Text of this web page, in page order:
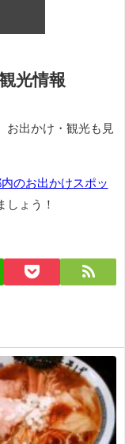
光情報
お出かけ・観光も見
のお出かけスポッ
しょう！